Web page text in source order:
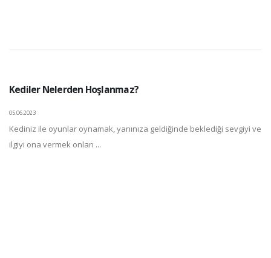
Kediler Nelerden Hoşlanmaz?
05.06.2023
Kediniz ile oyunlar oynamak, yanınıza geldiğinde beklediği sevgiyi ve
ilgiyi ona vermek onları ...